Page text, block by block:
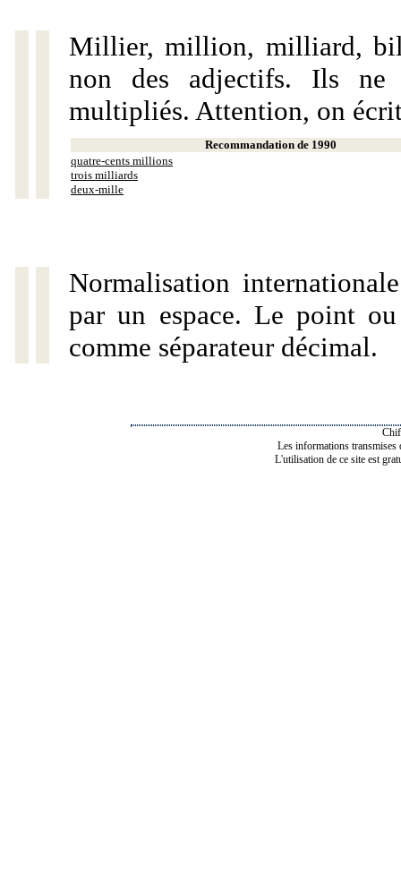
Millier, million, milliard,
non des adjectifs. Ils ne
multipliés. Attention, on
Recommandation de 1990
quatre-cents millions
trois milliards
deux-mille
Normalisation
par un espace. Le point
comme séparateur décimal.
Les informations transmises
L'utilisation de ce site est